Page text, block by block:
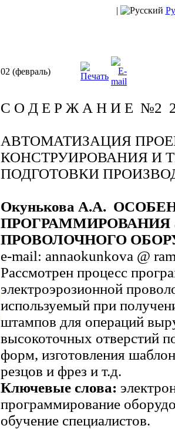
|
02 (февраль)
С О Д Е Р Ж А Н И Е №2
АВТОМАТИЗАЦИЯ
КОНСТРУИРОВАНИЯ И
ПОДГОТОВКИ
Окунькова А.А.
ПРОГРАММИРОВАНИЯ
ПРОВОЛОЧНОГО
e-mail: annaokunkova @
Рассмотрен процесс
электроэрозионной
используемый при
штампов для операций
высокоточных отверстий
форм, изготовления
резцов и фрез и т.д.
Ключевые слова:
программирование
обучение специалистов.